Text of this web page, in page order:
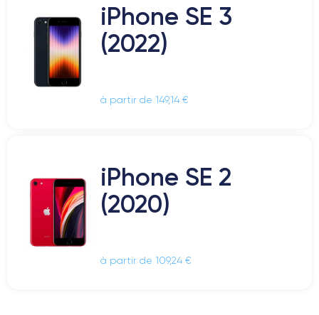
iPhone SE 3
(2022)
à partir de 149,14 €
iPhone SE 2
(2020)
à partir de 109,24 €